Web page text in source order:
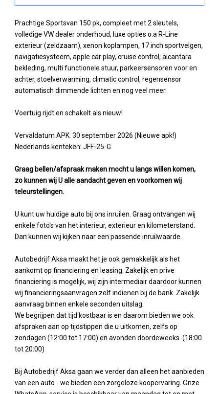
Prachtige Sportsvan 150 pk, compleet met 2 sleutels,
volledige VW dealer onderhoud, luxe opties o.a R-Line
exterieur (zeldzaam), xenon koplampen, 17 inch sportvelgen,
navigatiesysteem, apple car play, cruise control, alcantara
bekleding, multi functionele stuur, parkeersensoren voor en
achter, stoelverwarming, climatic control, regensensor
automatisch dimmende lichten en nog veel meer.
Voertuig rijdt en schakelt als nieuw!
Vervaldatum APK: 30 september 2026 (Nieuwe apk!)
Nederlands kenteken: JFF-25-G
Graag bellen/afspraak maken mocht u langs willen komen,
zo kunnen wij U alle aandacht geven en voorkomen wij
teleurstellingen.
U kunt uw huidige auto bij ons inruilen. Graag ontvangen wij
enkele foto's van het interieur, exterieur en kilometerstand.
Dan kunnen wij kijken naar een passende inruilwaarde.
Autobedrijf Aksa maakt het je ook gemakkelijk als het
aankomt op financiering en leasing. Zakelijk en prive
financiering is mogelijk, wij zijn intermediair daardoor kunnen
wij financieringsaanvragen zelf indienen bij de bank. Zakelijk
aanvraag binnen enkele seconden uitslag.
We begrijpen dat tijd kostbaar is en daarom bieden we ook
afspraken aan op tijdstippen die u uitkomen, zelfs op
zondagen (12:00 tot 17:00) en avonden doordeweeks. (18:00
tot 20:00)
Bij Autobedrijf Aksa gaan we verder dan alleen het aanbieden
van een auto - we bieden een zorgeloze koopervaring. Onze